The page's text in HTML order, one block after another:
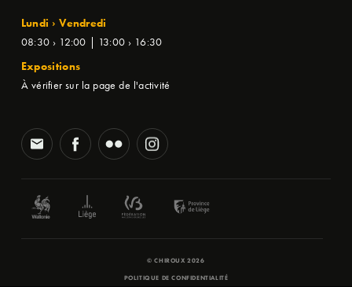
Lundi › Vendredi
08:30 › 12:00 | 13:00 › 16:30
Expositions
À vérifier sur la page de l'activité
© CHIROUX 2026
POLITIQUE DE CONFIDENTIALITÉ